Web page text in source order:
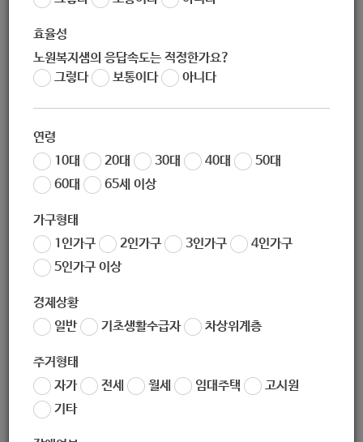
효율성
노원복지샘의 응답속도는 적정한가요?
그렇다
보통이다 아니다
연령
10대
20대 30대 40대
50대
60대
65세 이상
가구형태
1인가구
2인가구 3인가구
4인가구
5인가구 이상
경제상황
일반
기초생활수급자 차상위계층
주거형태
자가
전세 월세 임대주택
고시원
기타
복지대상자자금대여신청
서식
작성자 노원 복지샘
252
복지대상자자금대여신청.zip
산모신생아건강관리지원